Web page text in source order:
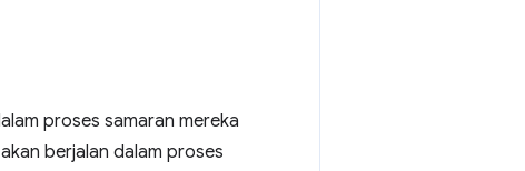
proses samaran mereka
berjalan dalam proses